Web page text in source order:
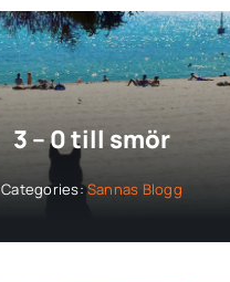
3 – 0 till smör
Categories:Sannas Blogg